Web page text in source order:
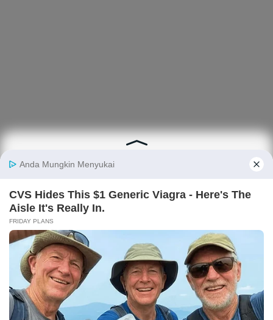
Berita
Nasional
Industri
Finansial
Keuangan
Digital
E-Commerce
Fintech
Ekonopedia
Sejarah
Ekonomi